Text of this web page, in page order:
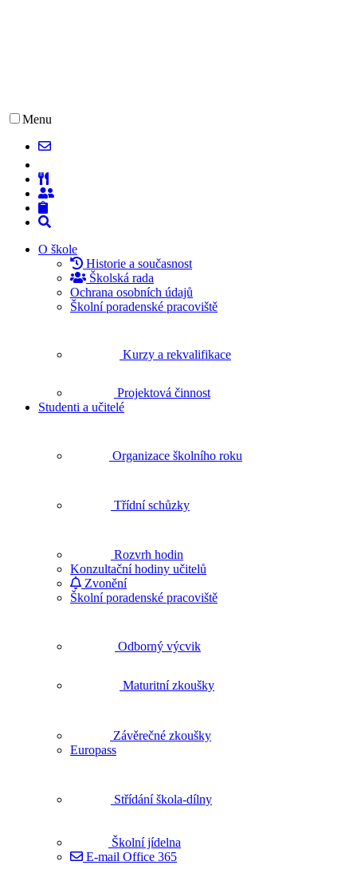
Menu
O škole
Historie a současnost
Školská rada
Ochrana osobních údajů
Školní poradenské pracoviště
Kurzy a rekvalifikace
Projektová činnost
Studenti a učitelé
Organizace školního roku
Třídní schůzky
Rozvrh hodin
Konzultační hodiny učitelů
Zvonění
Školní poradenské pracoviště
Odborný výcvik
Maturitní zkoušky
Závěrečné zkoušky
Europass
Střídání škola-dílny
Školní jídelna
E-mail Office 365